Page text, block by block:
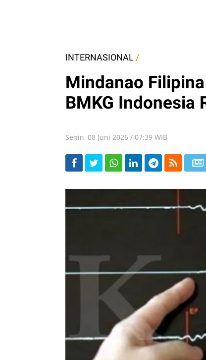
INTERNASIONAL /
Mindanao
BMKG Indonesia
Senin, 08 Juni 2026 / 07:39 WIB